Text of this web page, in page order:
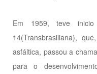
Em 1959, teve
14(Transbrasiliana),
asfáltica, passou a
para o